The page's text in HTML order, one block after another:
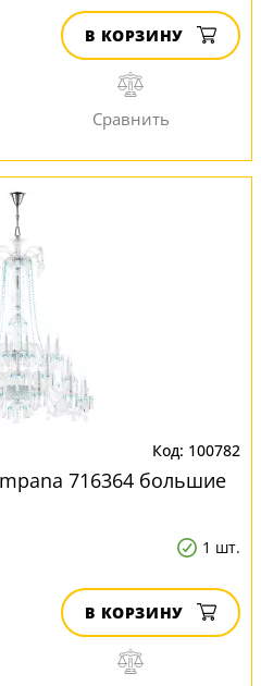
В КОРЗИНУ
100782
716364 большие
1 шт.
В КОРЗИНУ